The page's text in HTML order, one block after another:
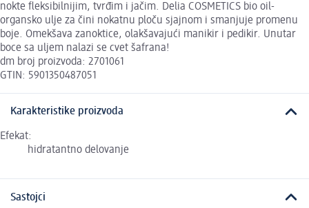
nokte fleksibilnijim, tvrđim i jačim. Delia COSMETICS bio oil-
organsko ulje za čini nokatnu ploču sjajnom i smanjuje promenu
boje. Omekšava zanoktice, olakšavajući manikir i pedikir. Unutar
boce sa uljem nalazi se cvet šafrana!
dm broj proizvoda: 2701061
GTIN: 5901350487051
Karakteristike proizvoda
Efekat:
hidratantno delovanje
Sastojci